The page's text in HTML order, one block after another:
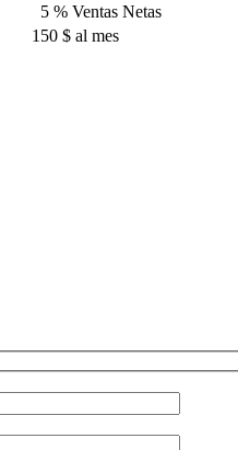
5 % Ventas Netas
150 $ al mes